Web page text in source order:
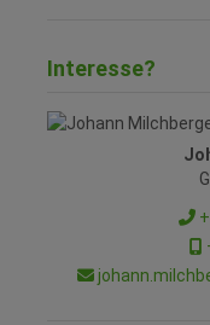
Interesse?